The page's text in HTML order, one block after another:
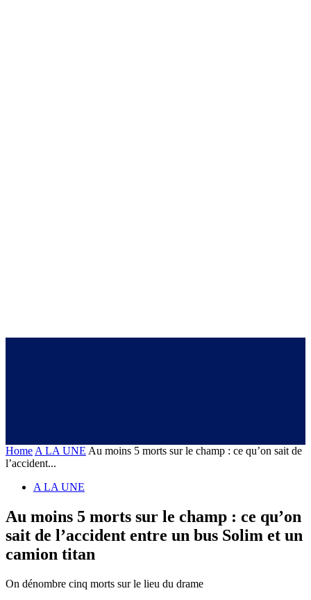
Home A LA UNE Au moins 5 morts sur le champ : ce qu’on sait de
l’accident...
A LA UNE
Au moins 5 morts sur le champ : ce qu’on
sait de l’accident entre un bus Solim et un
camion titan
On dénombre cinq morts sur le lieu du drame